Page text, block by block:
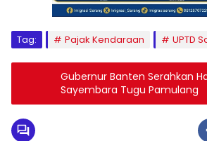
Tag: Pajak Kendaraan UPTD
Gubernur Banten Serahkan
Sayembara Tugu Pamulang